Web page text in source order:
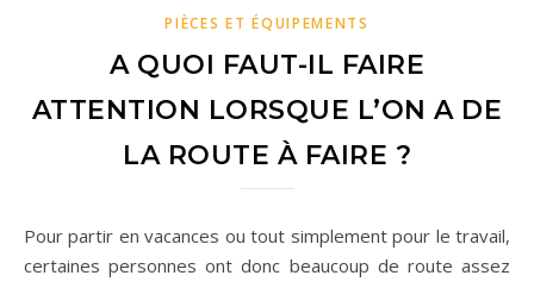
PIÈCES ET ÉQUIPEMENTS
A QUOI FAUT-IL FAIRE
ATTENTION LORSQUE L’ON A DE
LA ROUTE À FAIRE ?
Pour partir en vacances ou tout simplement pour le travail,
certaines personnes ont donc beaucoup de route assez